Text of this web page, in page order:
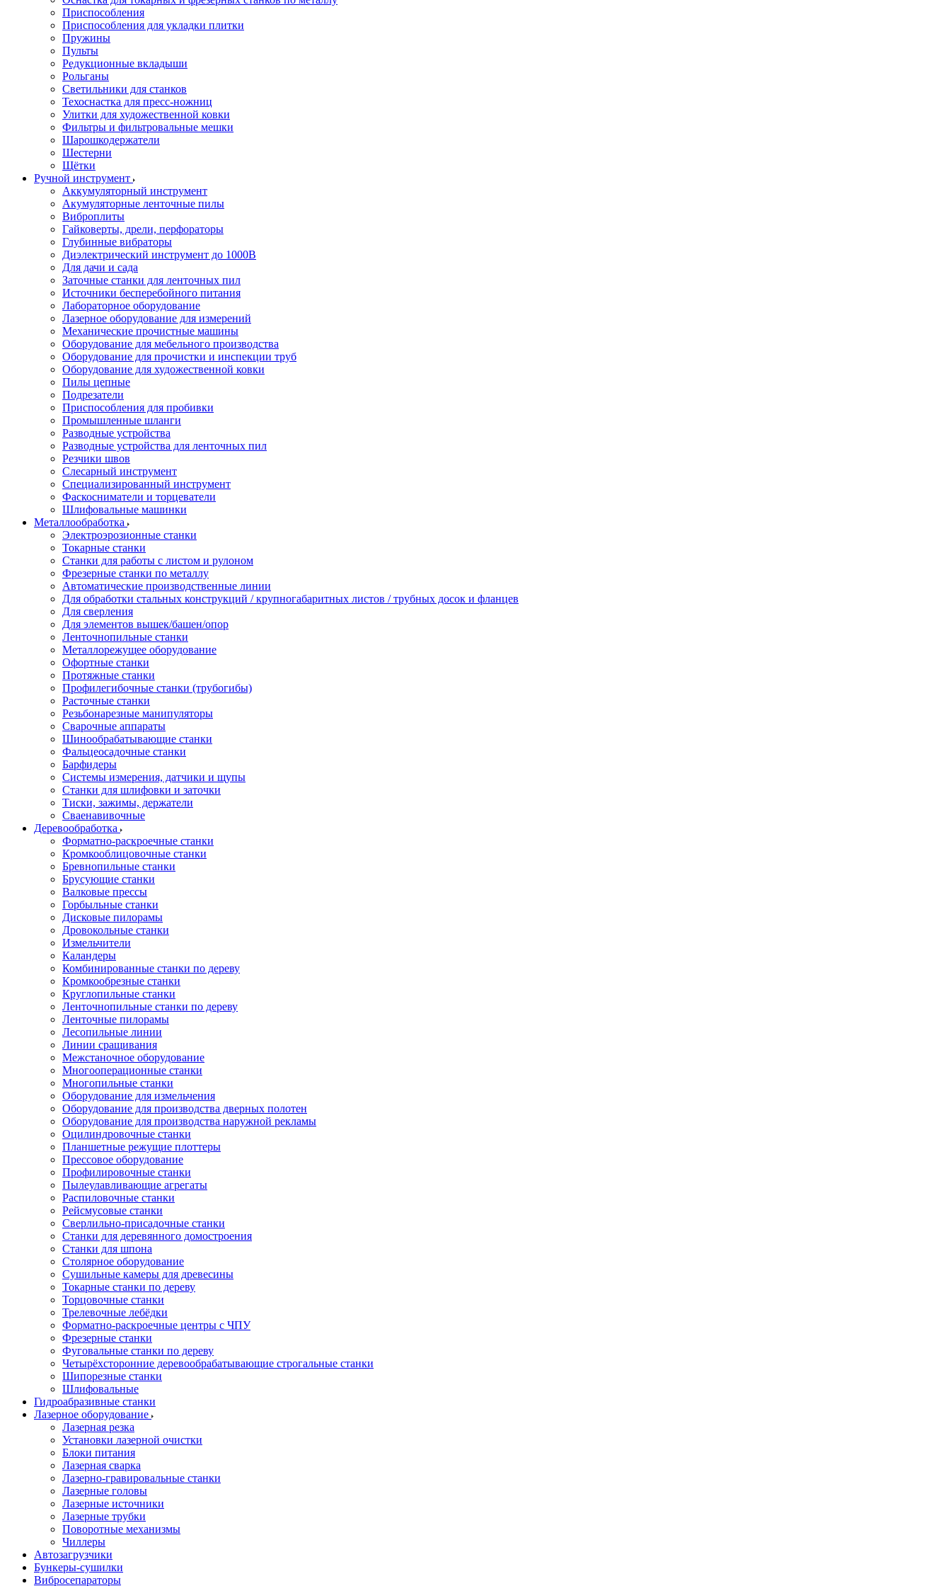
Приспособления
Приспособления для укладки плитки
Пружины
Пульты
Редукционные вкладыши
Рольганы
Светильники для станков
Техоснастка для пресс-ножниц
Улитки для художественной ковки
Фильтры и фильтровальные мешки
Шарошкодержатели
Шестерни
Щётки
Ручной инструмент
Аккумуляторный инструмент
Акумуляторные ленточные пилы
Виброплиты
Гайковерты, дрели, перфораторы
Глубинные вибраторы
Диэлектрический инструмент до 1000В
Для дачи и сада
Заточные станки для ленточных пил
Источники бесперебойного питания
Лабораторное оборудование
Лазерное оборудование для измерений
Механические прочистные машины
Оборудование для мебельного производства
Оборудование для прочистки и инспекции труб
Оборудование для художественной ковки
Пилы цепные
Подрезатели
Приспособления для пробивки
Промышленные шланги
Разводные устройства
Разводные устройства для ленточных пил
Резчики швов
Слесарный инструмент
Специализированный инструмент
Фаскосниматели и торцеватели
Шлифовальные машинки
Металлообработка
Электроэрозионные станки
Токарные станки
Станки для работы с листом и рулоном
Фрезерные станки по металлу
Автоматические производственные линии
Для обработки стальных конструкций / крупногабаритных листов / трубных досок и фланцев
Для сверления
Для элементов вышек/башен/опор
Ленточнопильные станки
Металлорежущее оборудование
Офортные станки
Протяжные станки
Профилегибочные станки (трубогибы)
Расточные станки
Резьбонарезные манипуляторы
Сварочные аппараты
Шинообрабатывающие станки
Фальцеосадочные станки
Барфидеры
Системы измерения, датчики и щупы
Станки для шлифовки и заточки
Тиски, зажимы, держатели
Cваенавивочные
Деревообработка
Форматно-раскроечные станки
Кромкооблицовочные станки
Бревнопильные станки
Брусующие станки
Валковые прессы
Горбыльные станки
Дисковые пилорамы
Дровокольные станки
Измельчители
Каландеры
Комбинированные станки по дереву
Кромкообрезные станки
Круглопильные станки
Ленточнопильные станки по дереву
Ленточные пилорамы
Лесопильные линии
Линии сращивания
Межстаночное оборудование
Многооперационные станки
Многопильные станки
Оборудование для измельчения
Оборудование для производства дверных полотен
Оборудование для производства наружной рекламы
Оцилиндровочные станки
Планшетные режущие плоттеры
Прессовое оборудование
Профилировочные станки
Пылеулавливающие агрегаты
Распиловочные станки
Рейсмусовые станки
Сверлильно-присадочные станки
Станки для деревянного домостроения
Станки для шпона
Столярное оборудование
Сушильные камеры для древесины
Токарные станки по дереву
Торцовочные станки
Трелевочные лебёдки
Форматно-раскроечные центры с ЧПУ
Фрезерные станки
Фуговальные станки по дереву
Четырёхсторонние деревообрабатывающие строгальные станки
Шипорезные станки
Шлифовальные
Гидроабразивные станки
Лазерное оборудование
Лазерная резка
Установки лазерной очистки
Блоки питания
Лазерная сварка
Лазерно-гравировальные станки
Лазерные головы
Лазерные источники
Лазерные трубки
Поворотные механизмы
Чиллеры
Автозагрузчики
Бункеры-сушилки
Вибросепараторы